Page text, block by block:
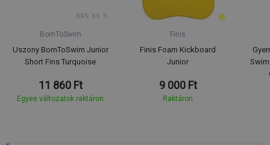
XXS XS S
BornToSwim
Uszony BornToSwim Junior
Short Fins Turquoise
11 860 Ft
Egyes változatok raktáron
Finis
Finis Foam Kickboard
Junior
9 000 Ft
Raktáron